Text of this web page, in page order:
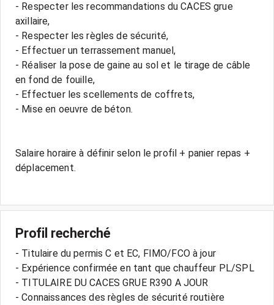
- Respecter les recommandations du CACES grue
axillaire,
- Respecter les règles de sécurité,
- Effectuer un terrassement manuel,
- Réaliser la pose de gaine au sol et le tirage de câble
en fond de fouille,
- Effectuer les scellements de coffrets,
- Mise en oeuvre de béton.
Salaire horaire à définir selon le profil + panier repas +
déplacement.
Profil recherché
- Titulaire du permis C et EC, FIMO/FCO à jour
- Expérience confirmée en tant que chauffeur PL/SPL
- TITULAIRE DU CACES GRUE R390 A JOUR
- Connaissances des règles de sécurité routière